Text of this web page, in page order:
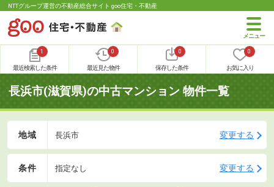
NTTグループ運営の不動産総合サイト goo住宅・不動産
1
最近検索した条件
0
最近見た物件
0
保存した条件
0
お気に入り
長浜市(滋賀県)の中古マンション 物件一覧
地域 長浜市 変更する
条件 指定なし 変更する